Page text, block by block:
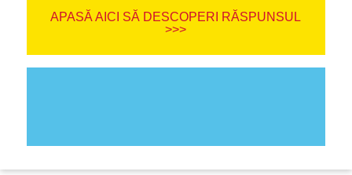
APASĂ AICI SĂ DESCOPERI RĂSPUNSUL
>>>